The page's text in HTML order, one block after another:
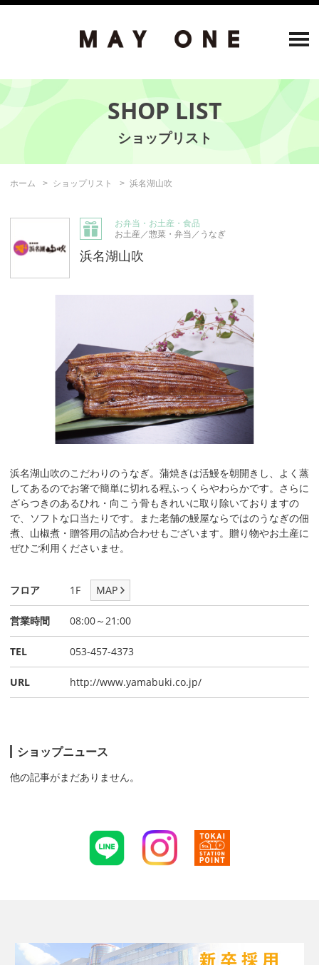
SHOP LIST
ホーム ショップリスト 浜名湖山吹
お弁当・お土産・食品
お土産／惣菜・弁当／うなぎ
浜名湖山吹
浜名湖山吹のこだわりのうなぎ。蒲焼きは活鰻を朝開きし、よく蒸
してあるのでお箸で簡単に切れる程ふっくらやわらかです。さらに
ざらつきのあるひれ・向こう骨もきれいに取り除いておりますの
で、ソフトな口当たりです。また老舗の鰻屋ならではのうなぎの佃
煮、山椒煮・贈答用の詰め合わせもございます。贈り物やお土産に
ぜひご利用くださいませ。
フロア 1F MAP
営業時間 08:00～21:00
TEL 053-457-4373
URL http://www.yamabuki.co.jp/
ショップニュース
他の記事がまだありません。